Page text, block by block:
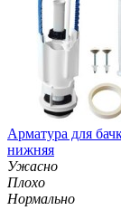
Арматура для
нижняя
Ужасно
Плохо
Нормально